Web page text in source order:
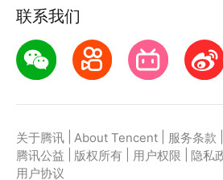
联系我们
关于腾讯 About Tencent 服务条款
腾讯公益
版权所有 用户权限 隐私
用户协议